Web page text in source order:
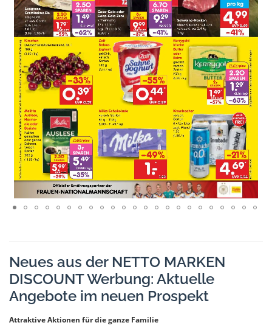
Neues aus der NETTO MARKEN
DISCOUNT Werbung: Aktuelle
Angebote im neuen Prospekt
Attraktive Aktionen für die ganze Familie